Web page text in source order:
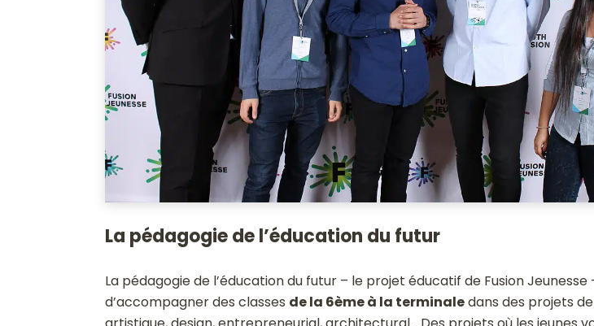
La pédagogie de l’éducation du futur
La pédagogie de l’éducation du futur – le projet éducatif de Fusion Jeunesse
d’accompagner des classes de la 6ème à la terminaledans des projets